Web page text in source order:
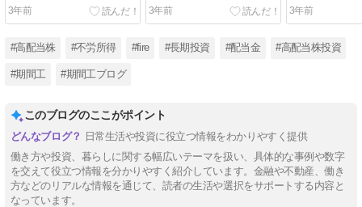
3年前
3年前
3年前
#高配当株 #不労所得 #fire #長期投資 #配当金 #高配当株投資
#期間工 #期間工ブログ
このブログのここがポイント
日常生活や投資に役立つ情報をわかりやすく提供
働き方や投資、暮らしに関する幅広いテーマを扱い、具体的な事例や数字
を交えて役立つ情報を分かりやすく紹介しています。金融や不動産、働き
方などのリアルな情報を通じて、読者の生活や選択をサポートする内容と
なっています。